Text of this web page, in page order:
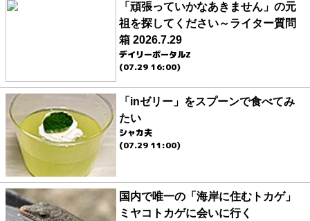
「頑張っていかなあきません」の元
祖を探してください～ライター質問
箱 2026.7.29
デイリーポータルZ
(07.29 16:00)
「inゼリー」をスプーンで食べてみ
たい
シャカ夫
(07.29 11:00)
国内で唯一の「海岸に住むトカゲ」
ミヤコトカゲに会いに行く